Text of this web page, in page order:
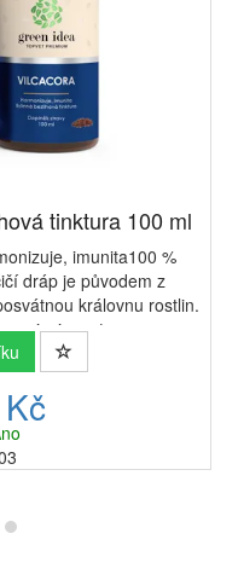
tinktura 100 ml
imunita100 %
dráp je původem z
královnu rostlin.
a st...